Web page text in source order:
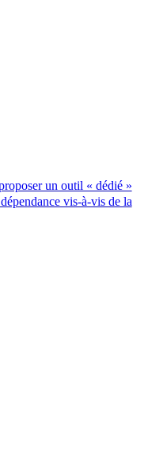
un outil « dédié »
vis-à-vis de la